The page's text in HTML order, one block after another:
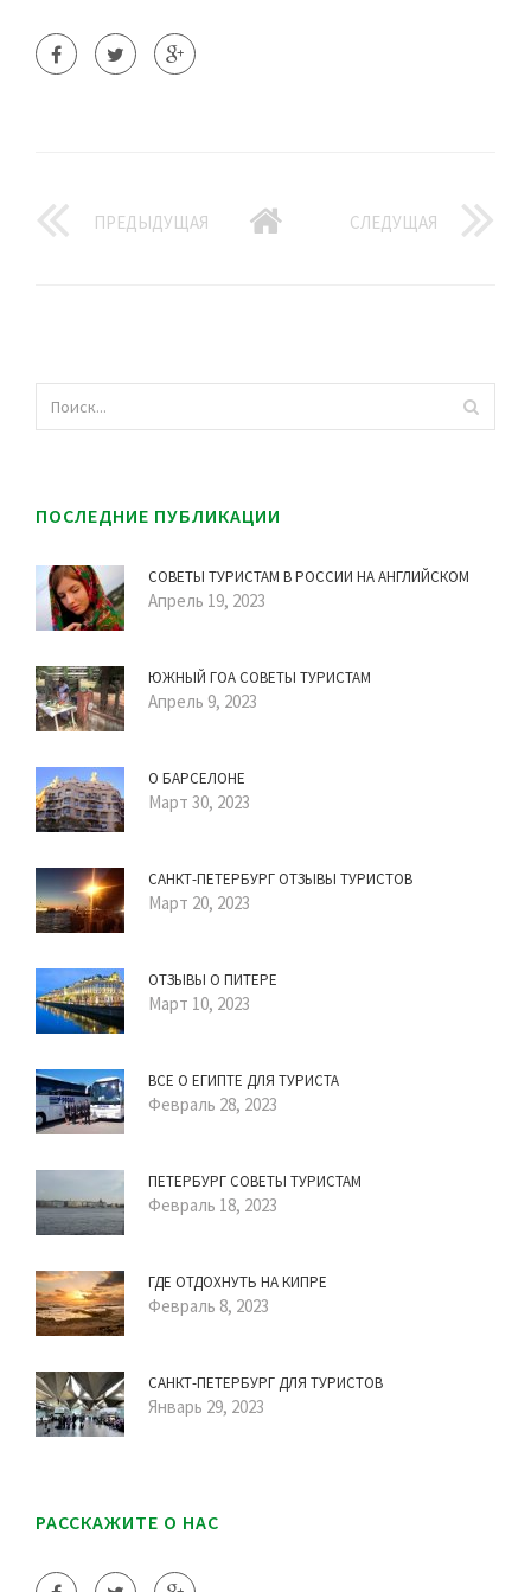
ПРЕДЫДУЩАЯ СЛЕДУЩАЯ
ПОСЛЕДНИЕ ПУБЛИКАЦИИ
СОВЕТЫ ТУРИСТАМ В РОССИИ НА АНГЛИЙСКОМ
Апрель 19, 2023
ЮЖНЫЙ ГОА СОВЕТЫ ТУРИСТАМ
Апрель 9, 2023
О БАРСЕЛОНЕ
Март 30, 2023
САНКТ-ПЕТЕРБУРГ ОТЗЫВЫ ТУРИСТОВ
Март 20, 2023
ОТЗЫВЫ О ПИТЕРЕ
Март 10, 2023
ВСЕ О ЕГИПТЕ ДЛЯ ТУРИСТА
Февраль 28, 2023
ПЕТЕРБУРГ СОВЕТЫ ТУРИСТАМ
Февраль 18, 2023
ГДЕ ОТДОХНУТЬ НА КИПРЕ
Февраль 8, 2023
САНКТ-ПЕТЕРБУРГ ДЛЯ ТУРИСТОВ
Январь 29, 2023
РАССКАЖИТЕ О НАС